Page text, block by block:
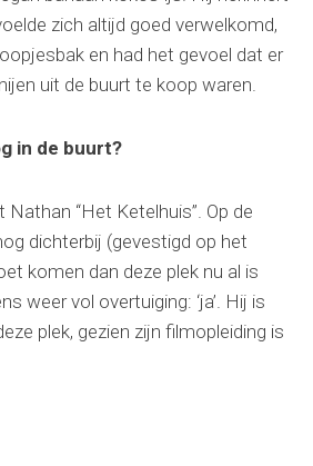
zich altijd goed verwelkomd,
en had het gevoel dat er
uit de buurt te koop waren.
in de buurt?
“Het Ketelhuis”. Op de
dichterbij (gevestigd op het
komen dan deze plek nu al is
weer vol overtuiging: ‘ja’. Hij is
plek, gezien zijn filmopleiding is